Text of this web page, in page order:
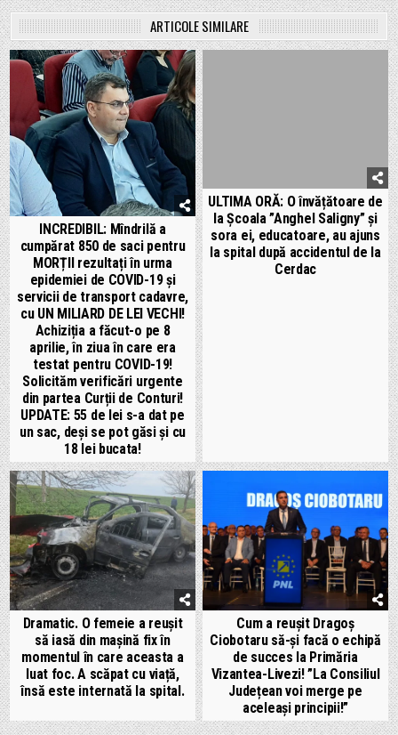
ARTICOLE SIMILARE
INCREDIBIL: Mîndrilă a
cumpărat 850 de saci pentru
MORȚII rezultați în urma
epidemiei de COVID-19 și
servicii de transport cadavre,
cu UN MILIARD DE LEI VECHI!
Achiziția a făcut-o pe 8
aprilie, în ziua în care era
testat pentru COVID-19!
Solicităm verificări urgente
din partea Curții de Conturi!
UPDATE: 55 de lei s-a dat pe
un sac, deși se pot găsi și cu
18 lei bucata!
ULTIMA ORĂ: O învățătoare de
la Școala ”Anghel Saligny” și
sora ei, educatoare, au ajuns
la spital după accidentul de la
Cerdac
Dramatic. O femeie a reușit
să iasă din mașină fix în
momentul în care aceasta a
luat foc. A scăpat cu viață,
însă este internată la spital.
Cum a reușit Dragoș
Ciobotaru să-și facă o echipă
de succes la Primăria
Vizantea-Livezi! ”La Consiliul
Județean voi merge pe
aceleași principii!”